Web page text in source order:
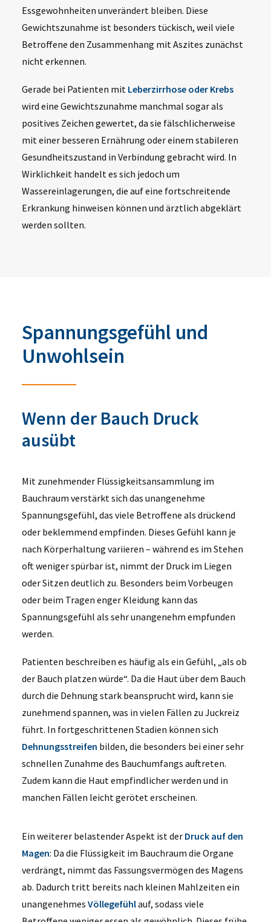
Essgewohnheiten unverändert bleiben. Diese
Gewichtszunahme ist besonders tückisch, weil viele
Betroffene den Zusammenhang mit Aszites zunächst
nicht erkennen.
Gerade bei Patienten mit Leberzirrhose oder Krebs
wird eine Gewichtszunahme manchmal sogar als
positives Zeichen gewertet, da sie fälschlicherweise
mit einer besseren Ernährung oder einem stabileren
Gesundheitszustand in Verbindung gebracht wird. In
Wirklichkeit handelt es sich jedoch um
Wassereinlagerungen, die auf eine fortschreitende
Erkrankung hinweisen können und ärztlich abgeklärt
werden sollten.
Spannungsgefühl und
Unwohlsein
Wenn der Bauch Druck
ausübt
Mit zunehmender Flüssigkeitsansammlung im
Bauchraum verstärkt sich das unangenehme
Spannungsgefühl, das viele Betroffene als drückend
oder beklemmend empfinden. Dieses Gefühl kann je
nach Körperhaltung variieren – während es im Stehen
oft weniger spürbar ist, nimmt der Druck im Liegen
oder Sitzen deutlich zu. Besonders beim Vorbeugen
oder beim Tragen enger Kleidung kann das
Spannungsgefühl als sehr unangenehm empfunden
werden.
Patienten beschreiben es häufig als ein Gefühl, „als ob
der Bauch platzen würde“. Da die Haut über dem Bauch
durch die Dehnung stark beansprucht wird, kann sie
zunehmend spannen, was in vielen Fällen zu Juckreiz
führt. In fortgeschrittenen Stadien können sich
Dehnungsstreifen bilden, die besonders bei einer sehr
schnellen Zunahme des Bauchumfangs auftreten.
Zudem kann die Haut empfindlicher werden und in
manchen Fällen leicht gerötet erscheinen.
Ein weiterer belastender Aspekt ist der Druck auf den
Magen: Da die Flüssigkeit im Bauchraum die Organe
verdrängt, nimmt das Fassungsvermögen des Magens
ab. Dadurch tritt bereits nach kleinen Mahlzeiten ein
unangenehmes Völlegefühlauf, sodass viele